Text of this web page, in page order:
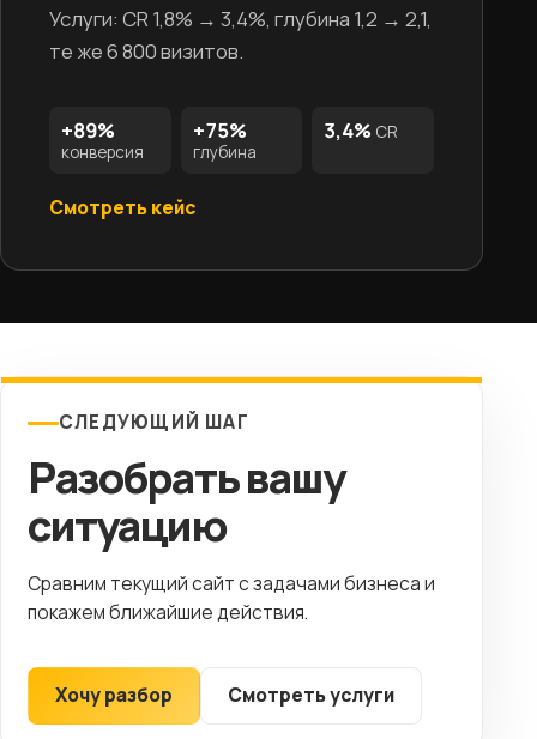
Услуги: CR 1,8% → 3,4%, глубина 1,2 → 2,1,
те же 6 800 визитов.
+89%
конверсия
+75%
глубина
3,4% CR
Смотреть кейс
СЛЕДУЮЩИЙ ШАГ
Разобрать вашу
ситуацию
Сравним текущий сайт с задачами бизнеса и
покажем ближайшие действия.
Хочу разбор Смотреть услуги